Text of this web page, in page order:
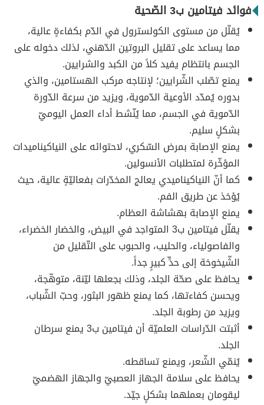
فوائد فيتامين ب3 الصّحية
يُقلّل من مستوى الكولسترول في الدّم بكفاءةٍ عالية،
مما يساعد على تقليل البروتين الدّهني، لذلك دخوله على
الجسم بانتظام يفيد كلاً من الكبد والشرايين.
يمنع تصّلب الشّرايين؛ لإنتاجه مركب الهستامين، والذي
بدوره يُمدّد الأوعية الدّموية، ويزيد من سرعة الدّورة
الدّموية في الجسم، مما يُنّشط أداء العمل اليوميّ
بشكلٍ سليم.
يمنع الإصابة بمرض السّكري، لاحتوائه على النياكيناميدات
المؤخّرة لمتطلبات الأنسولين.
كما أنّ النياكيناميدي يعالج المخدّرات بفعاليّةٍ عالية، حيث
يُؤخذ عن طريق الفم.
يمنع الإصابة بهشاشة العظام.
يقلّل فيتامين ب3 المتواجد في البيض، والخضار الخضراء،
والفاصولياء، والحليب، والحبوب على التّقليل من
الشّيخوخة إلى حدٍّ كبيرٍ جداً.
يحافظ على صحّة الجلد، وذلك بجعلها ليّنة، متوهّجة،
ويحسن كفاءتها، كما يمنع ظهور البثور، وحبّ الشّباب،
ويزيد من رطوبة الجلد.
أثبتت الدّراسات العلميّة أن فيتامين ب3 يمنع سرطان
الجلد.
يُنمّي الشّعر، ويمنع تساقطه.
يحافظ على سلامة الجهاز العصبيّ والجهاز الهضميّ
ليقومان بعملهما بشكلٍ جيّد.